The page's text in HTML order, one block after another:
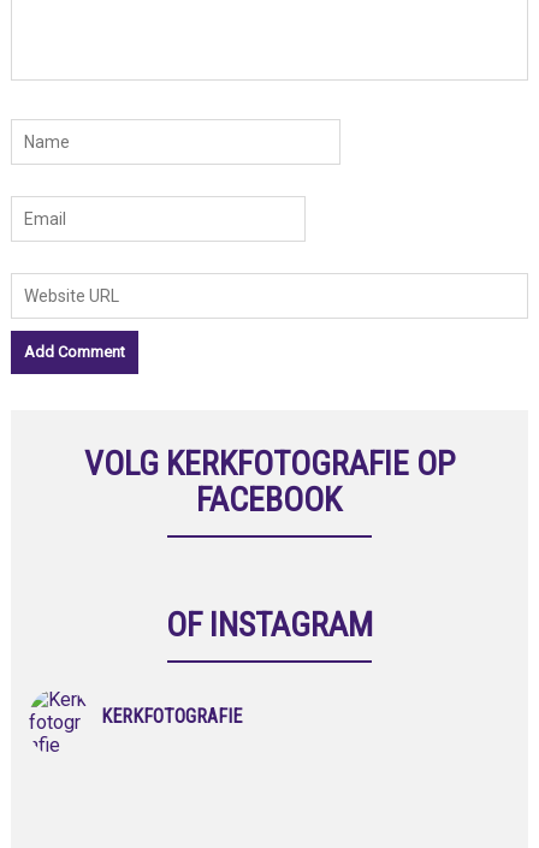
VOLG KERKFOTOGRAFIE OP
FACEBOOK
OF INSTAGRAM
KERKFOTOGRAFIE